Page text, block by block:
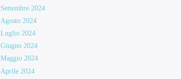
Settembre 2024
Agosto 2024
Luglio 2024
Giugno 2024
Maggio 2024
Aprile 2024